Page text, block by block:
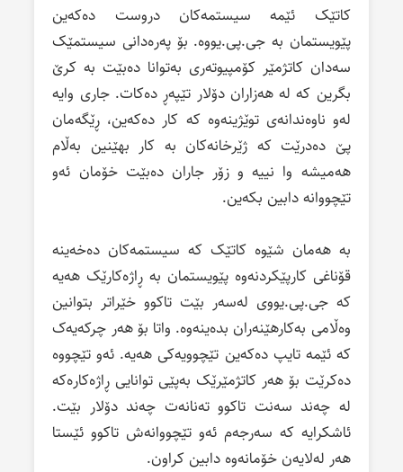
کاتێک ئێمە سیستمەکان دروست دەکەین
پێویستمان بە جی.پی.یووە. بۆ پەرەدانی سیستمێک
سەدان کاتژمێر کۆمپیوتەری بەتوانا دەبێت بە کرێ
بگرین کە لە هەزاران دۆلار تێپەڕ دەکات. جاری وایە
لەو ناوەندانەی توێژینەوە کە کار دەکەین، ڕێگەمان
پێ دەدرێت کە ژێرخانەکان بە کار بهێنین بەڵام
هەمیشە وا نییە و زۆر جاران دەبێت خۆمان ئەو
تێچووانە دابین بکەین.
بە هەمان شێوە کاتێک کە سیستمەکان دەخەینە
قۆناغی کارپێکردنەوە پێویستمان بە ڕاژەکارێک هەیە
کە جی.پی.یووی لەسەر بێت تاکوو خێراتر بتوانین
وەڵامی بەکارهێنەران بدەینەوە. واتا بۆ هەر چرکەیەک
کە ئێمە تایپ دەکەین تێچوویەکی هەیە. ئەو تێچووە
دەکرێت بۆ هەر کاتژمێرێک بەپێی توانایی ڕاژەکارەکە
لە چەند سەنت تاکوو تەنانەت چەند دۆلار بێت.
ئاشکرایە کە سەرجەم ئەو تێچووانەش تاکوو ئێستا
هەر لەلایەن خۆمانەوە دابین کراون.